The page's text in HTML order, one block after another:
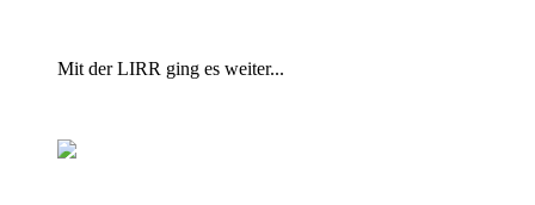
Mit der LIRR ging es weiter...